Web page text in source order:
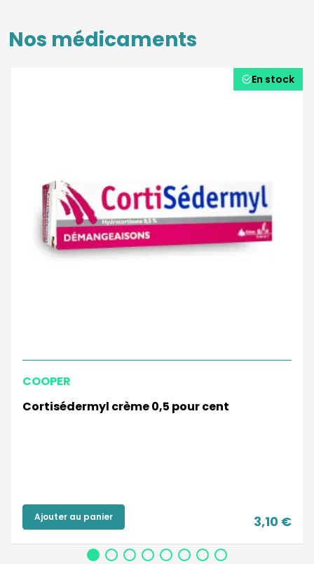
Nos médicaments
En stock
COOPER
Cortisédermyl crème 0,5 pour cent
Ajouter au panier 3,10 €